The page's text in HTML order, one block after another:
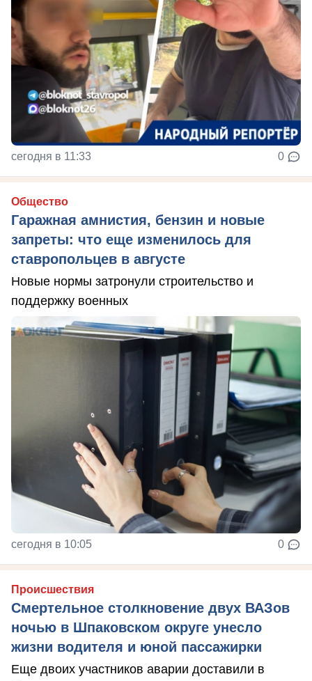
сегодня в 11:33 0
Общество
Гаражная амнистия, бензин и новые
запреты: что еще изменилось для
ставропольцев в августе
Новые нормы затронули строительство и
поддержку военных
сегодня в 10:05 0
Происшествия
Смертельное столкновение двух ВАЗов
ночью в Шпаковском округе унесло
жизни водителя и юной пассажирки
Еще двоих участников аварии доставили в